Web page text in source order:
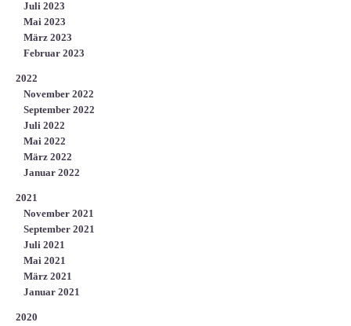
Juli 2023
Mai 2023
März 2023
Februar 2023
2022
November 2022
September 2022
Juli 2022
Mai 2022
März 2022
Januar 2022
2021
November 2021
September 2021
Juli 2021
Mai 2021
März 2021
Januar 2021
2020